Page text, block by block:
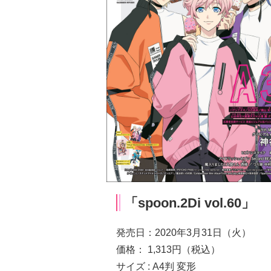
「spoon.2Di vol.60」
発売日：2020年3月31日（火）
価格： 1,313円（税込）
サイズ : A4判 変形